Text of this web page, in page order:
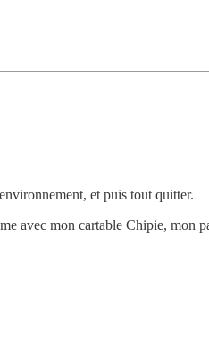
et puis tout quitter.
avec mon cartable Chipie, mon